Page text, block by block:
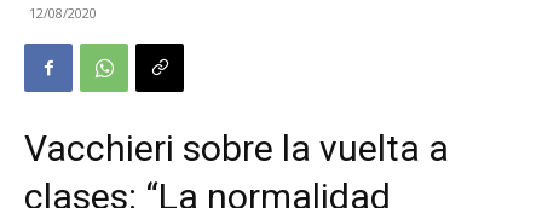
12/08/2020
Vacchieri sobre la vuelta a
clases: “La normalidad